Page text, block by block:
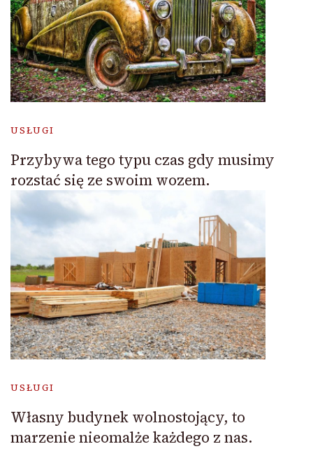
USŁUGI
Przybywa tego typu czas gdy musimy
rozstać się ze swoim wozem.
USŁUGI
Własny budynek wolnostojący, to
marzenie nieomalże każdego z nas.